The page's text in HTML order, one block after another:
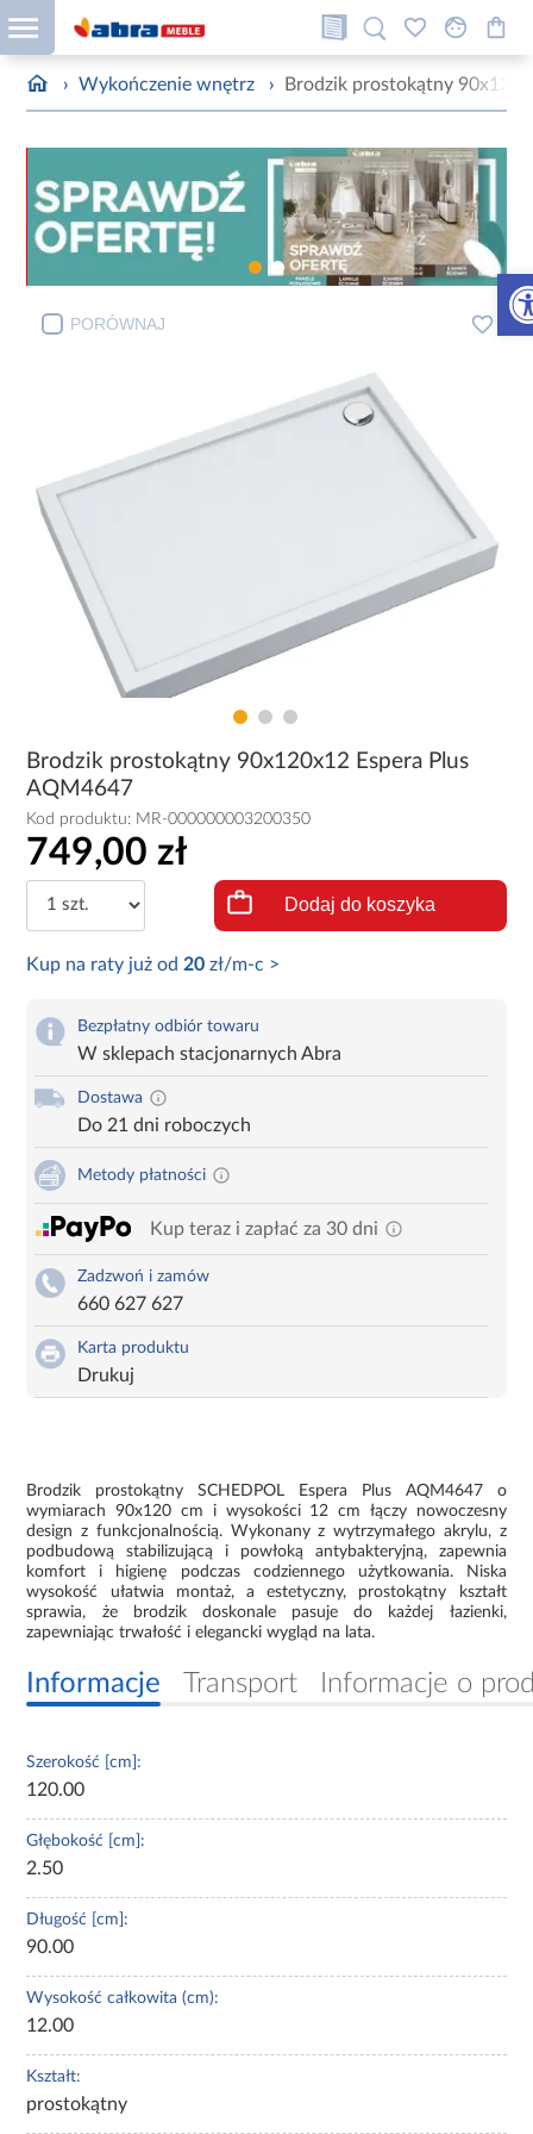
› Wykończenie wnętrz › Brodzik prostokątny
PORÓWNAJ
Brodzik prostokątny 90x120x12 Espera Plus
AQM4647
Kod produktu: MR-000000003200350
749,00 zł
Dodaj do koszyka
Kup na raty już od 20 zł/m-c >
Bezpłatny odbiór towaru
W sklepach stacjonarnych Abra
Dostawa
Do 21 dni roboczych
Metody płatności
Kup teraz i zapłać za 30 dni
Zadzwoń i zamów
660 627 627
Karta produktu
Drukuj
Brodzik prostokątny SCHEDPOL Espera Plus AQM4647 o
wymiarach 90x120 cm i wysokości 12 cm łączy nowoczesny
design z funkcjonalnością. Wykonany z wytrzymałego akrylu, z
podbudową stabilizującą i powłoką antybakteryjną, zapewnia
komfort i higienę podczas codziennego użytkowania. Niska
wysokość ułatwia montaż, a estetyczny, prostokątny kształt
sprawia, że brodzik doskonale pasuje do każdej łazienki,
zapewniając trwałość i elegancki wygląd na lata.
Informacje Transport Informacje o
Szerokość [cm]:
120.00
Głębokość [cm]:
2.50
Długość [cm]:
90.00
Wysokość całkowita (cm):
12.00
Kształt:
prostokątny